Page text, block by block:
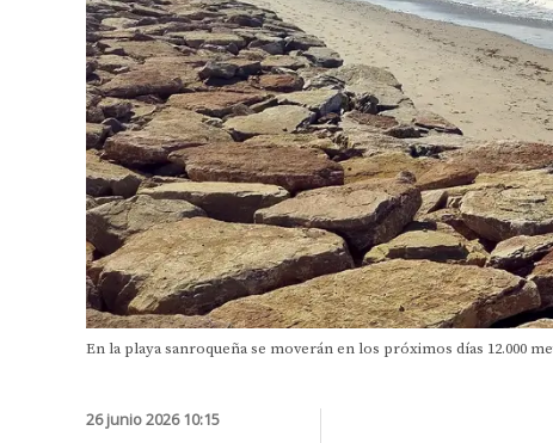
En la playa sanroqueña se moverán en los próximos días 12.000
26 junio 2026 10:15